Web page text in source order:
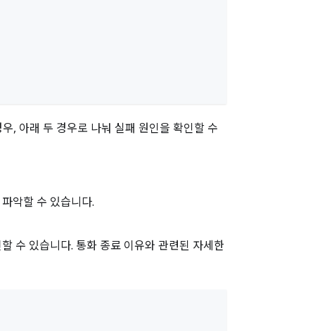
, 아래 두 경우로 나눠 실패 원인을 확인할 수
악할 수 있습니다.
수 있습니다. 통화 종료 이유와 관련된 자세한